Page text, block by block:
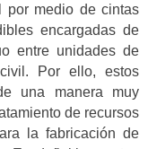
por medio de cintas
encargadas de
entre unidades de
Por ello, estos
una manera muy
de recursos
la fabricación de